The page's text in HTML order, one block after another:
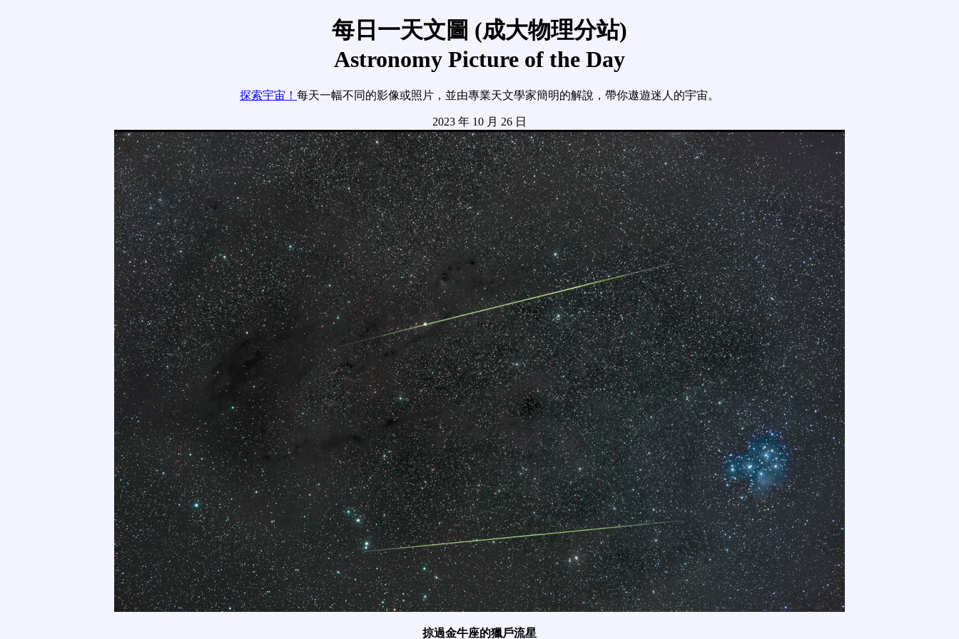
每日一天文圖 (成大物理分站)
Astronomy Picture of the Day
探索宇宙！ 每天一幅不同的影像或照片，並由專業天文學家簡明的解說，帶你遨遊迷人的宇宙。
2023 年 10 月 26 日
掠過金牛座的獵戶流星